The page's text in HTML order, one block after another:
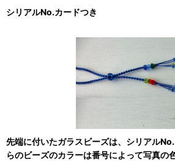
シリアルNo.カードつき
先端に付いたガラスビーズは、シリアル
らのビーズのカラーは番号によって写真の